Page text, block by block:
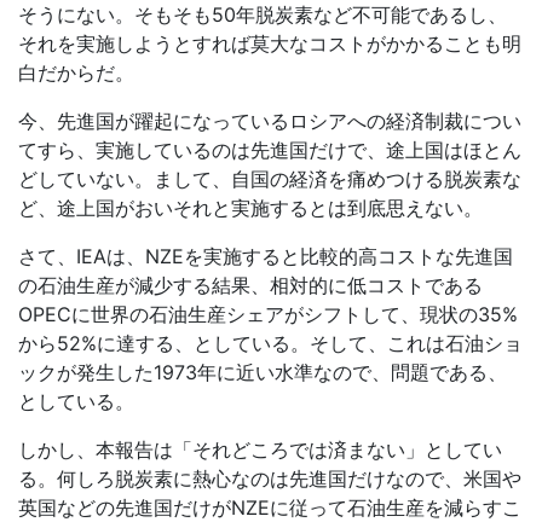
そうにない。そもそも50年脱炭素など不可能であるし、
それを実施しようとすれば莫大なコストがかかることも明
白だからだ。
今、先進国が躍起になっているロシアへの経済制裁につい
てすら、実施しているのは先進国だけで、途上国はほとん
どしていない。まして、自国の経済を痛めつける脱炭素な
ど、途上国がおいそれと実施するとは到底思えない。
さて、 IEAは、 NZEを実施すると比較的高コストな先進国
の石油生産が減少する結果、相対的に低コストである
OPECに世界の石油生産シェアがシフトして、現状の35%
から52%に達する、としている。そして、これは石油ショ
ックが発生した1973年に近い水準なので、問題である、
としている。
しかし、本報告は「それどころでは済まない」としてい
る。何しろ脱炭素に熱心なのは先進国だけなので、米国や
英国などの先進国だけがNZEに従って石油生産を減らすこ